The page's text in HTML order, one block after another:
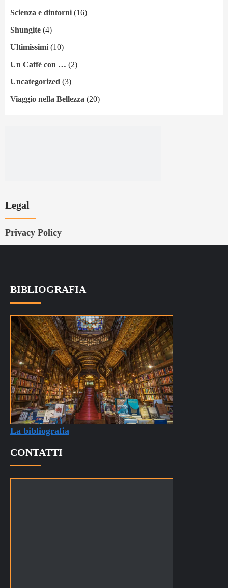
Scienza e dintorni (16)
Shungite (4)
Ultimissimi (10)
Un Caffé con … (2)
Uncategorized (3)
Viaggio nella Bellezza (20)
Legal
Privacy Policy
BIBLIOGRAFIA
La bibliografia
CONTATTI